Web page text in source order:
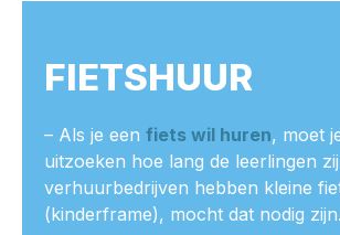
FIETSHUUR
– Als je een fiets wil huren, moet
uitzoeken hoe lang de leerlingen
verhuurbedrijven hebben kleine
(kinderframe), mocht dat nodig zijn.